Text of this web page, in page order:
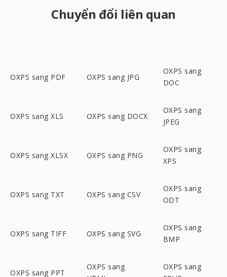
Chuyển đổi liên quan
OXPS sang PDF OXPS sang JPG
OXPS sang
DOC
OXPS sang XLS OXPS sang DOCX
OXPS sang
JPEG
OXPS sang XLSX OXPS sang PNG
OXPS sang
XPS
OXPS sang TXT OXPS sang CSV
OXPS sang
ODT
OXPS sang TIFF OXPS sang SVG
OXPS sang
BMP
OXPS sang PPT
OXPS sang
OXPS sang